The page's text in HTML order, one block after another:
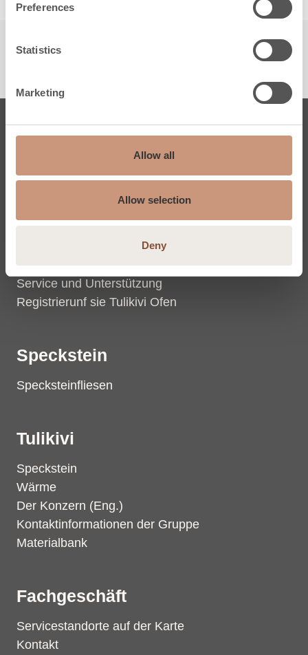
Preferences
Statistics
Marketing
Allow all
Allow selection
Deny
Besuchen Sie auch
Öfen
Karelia
Pielinen
Maßgefertigte Specksteinöfen
Inspirieren und Lernen
Service und Unterstützung
Registrierunf sie Tulikivi Ofen
Speckstein
Specksteinfliesen
Tulikivi
Speckstein
Wärme
Der Konzern (Eng.)
Kontaktinformationen der Gruppe
Materialbank
Fachgeschäft
Servicestandorte auf der Karte
Kontakt